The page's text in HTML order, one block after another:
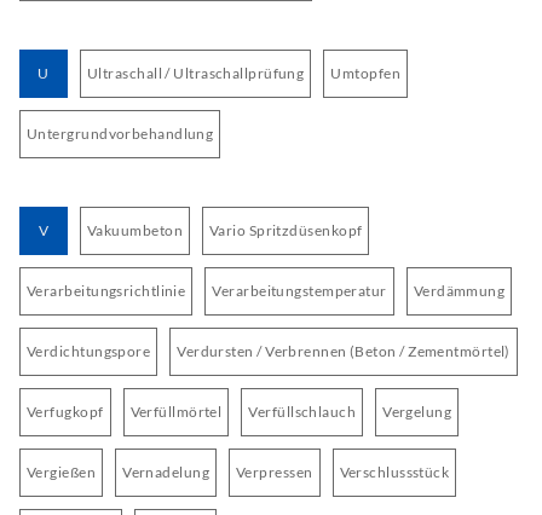
U Ultraschall / Ultraschallprüfung Umtopfen
Untergrundvorbehandlung
V Vakuumbeton Vario Spritzdüsenkopf
Verarbeitungsrichtlinie Verarbeitungstemperatur Verdämmung
Verdichtungspore Verdursten / Verbrennen (Beton / Zementmörtel)
Verfugkopf Verfüllmörtel Verfüllschlauch Vergelung
Vergießen Vernadelung Verpressen Verschlussstück